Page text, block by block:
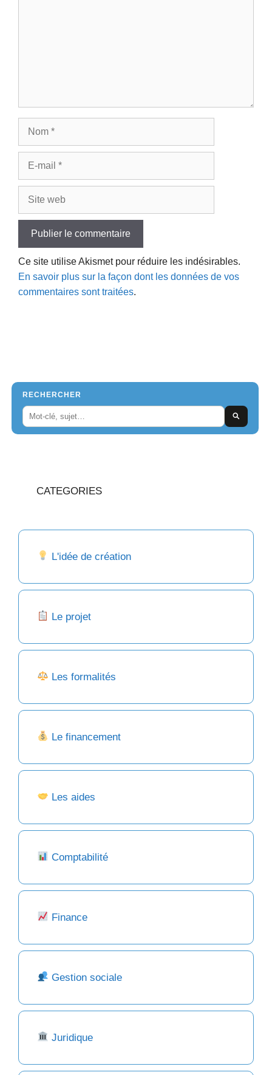
Ce site utilise Akismet pour réduire les indésirables.
En savoir plus sur la façon dont les données de vos
commentaires sont traitées.
RECHERCHER
CATEGORIES
L'idée de création
Le projet
Les formalités
Le financement
Les aides
Comptabilité
Finance
Gestion sociale
Juridique